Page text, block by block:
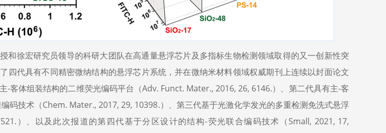
和徐宏研究员领导的科研大团队在高通量悬浮芯片及多指标生物检测领域取得的又一创新性突
四代具有不同精密微纳结构的悬浮芯片系统，并在微纳米材料领域权威期刊上连续以封面论文
-客体组装结构的二维荧光编码平台（Adv. Funct. Mater., 2016, 26, 6146.）、第二代具有主-客
码技术（Chem. Mater., 2017, 29, 10398.）、第三代基于光激化学发光的多重检测免洗式悬浮
）、以及此次报道的第四代基于分区设计的结构-荧光联合编码技术（Small, 2021, 17,